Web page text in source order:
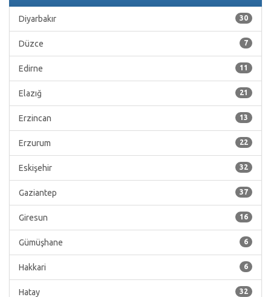
30
Diyarbakır
7
Düzce
11
Edirne
21
Elazığ
13
Erzincan
22
Erzurum
32
Eskişehir
37
Gaziantep
16
Giresun
6
Gümüşhane
6
Hakkari
32
Hatay